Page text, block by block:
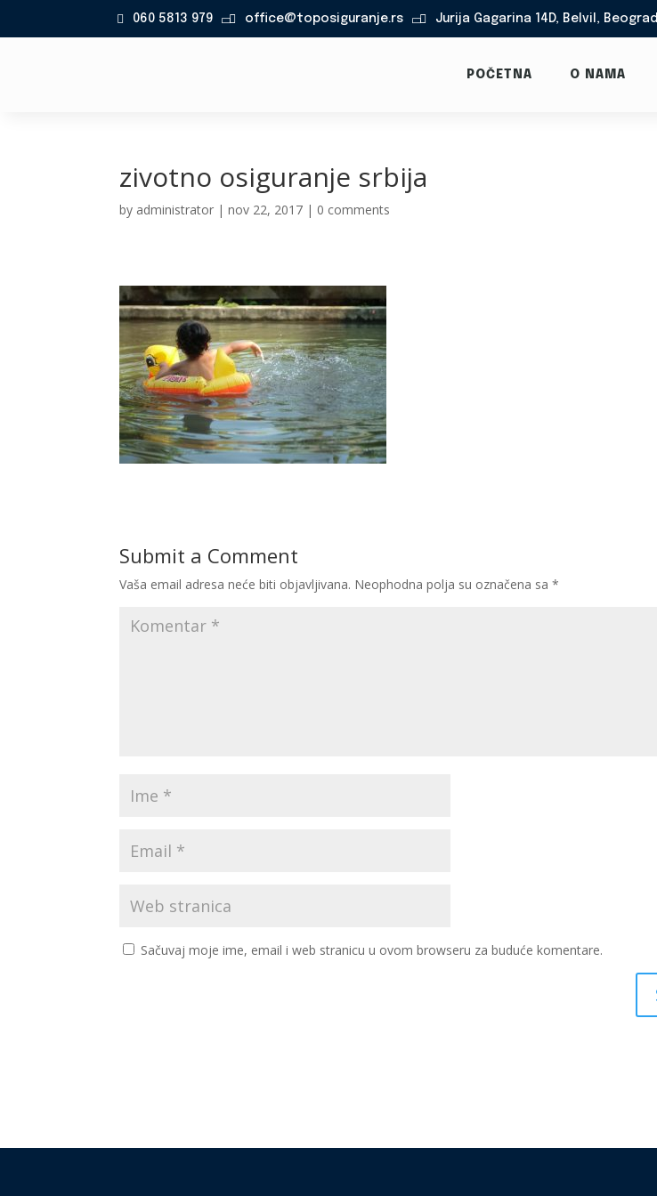
060 5813 979  office@toposiguranje.rs  Jurija Gagarina 14D, Belvil, Beograd
POČETNA O NAMA
zivotno osiguranje srbija
by administrator |nov 22, 2017 | 0 comments
Submit a Comment
Vaša email adresa neće biti objavljivana. Neophodna polja su označena sa*
Sačuvaj moje ime, email i web stranicu u ovom browseru za buduće komentare.